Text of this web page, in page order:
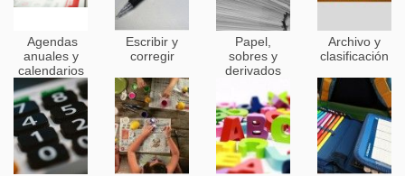
Agendas
anuales y
calendarios
Escribir y
corregir
Papel,
sobres y
derivados
Archivo y
clasificación